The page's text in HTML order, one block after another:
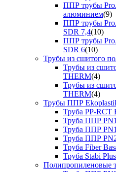
ППР трубы
алюминием(9)
ППР трубы
SDR 7,4(10)
ППР трубы
SDR 6(10)
Трубы из сшитого
Трубы из
THERM(4)
Трубы из
THERM(4)
Трубы ППР
Труба PP-RCT
Труба ППР
Труба ППР
Труба ППР
Труба Fiber
Труба Stabi
Полипропиленовые